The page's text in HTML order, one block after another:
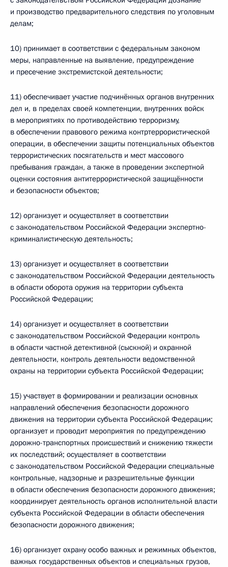
и производство предварительного следствия по уголовным
делам;
10) принимает в соответствии с федеральным законом
меры, направленные на выявление, предупреждение
и пресечение экстремистской деятельности;
11) обеспечивает участие подчинённых органов внутренних
дел и, в пределах своей компетенции, внутренних войск
в мероприятиях по противодействию терроризму,
в обеспечении правового режима контртеррористической
операции, в обеспечении защиты потенциальных объектов
террористических посягательств и мест массового
пребывания граждан, а также в проведении экспертной
оценки состояния антитеррористической защищённости
и безопасности объектов;
12) организует и осуществляет в соответствии
с законодательством Российской Федерации экспертно-
криминалистическую деятельность;
13) организует и осуществляет в соответствии
с законодательством Российской Федерации деятельность
в области оборота оружия на территории субъекта
Российской Федерации;
14) организует и осуществляет в соответствии
с законодательством Российской Федерации контроль
в области частной детективной (сыскной) и охранной
деятельности, контроль деятельности ведомственной
охраны на территории субъекта Российской Федерации;
15) участвует в формировании и реализации основных
направлений обеспечения безопасности дорожного
движения на территории субъекта Российской Федерации;
организует и проводит мероприятия по предупреждению
дорожно-транспортных происшествий и снижению тяжести
их последствий; осуществляет в соответствии
с законодательством Российской Федерации специальные
контрольные, надзорные и разрешительные функции
в области обеспечения безопасности дорожного движения;
координирует деятельность органов исполнительной власти
субъекта Российской Федерации в области обеспечения
безопасности дорожного движения;
16) организует охрану особо важных и режимных объектов,
важных государственных объектов и специальных грузов,